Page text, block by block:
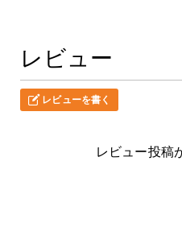
レビュー
レビューを書く
レビュー投稿